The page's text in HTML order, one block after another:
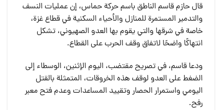
قال حازم قاسم الناطق باسم حركة حماس، إن عمليات النسف
والتدمير المستمرة للمنازل والأحياء السكنية في قطاع غزة،
خاصة في شرقها والتي يقوم بها العدو الصهيوني، تشكل
انتهاكًا واضحًا لاتفاق وقف الحرب على القطاع.
ودعا قاسم، في تصريح مقتضب، اليوم الإثنين، الوسطاء إلى
الضغط على العدو لوقف هذه الخروقات، المتمثلة بالقتل
اليومي واستمرار الحصار وتقييد المساعدات وعدم فتح معبر
رفح.